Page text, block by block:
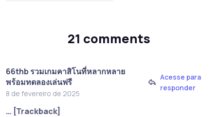
21 comments
66thb รวมเกมคาสิโนที่หลากหลาย
พร้อมทดลองเล่นฟรี
8 de fevereiro de 2025
Acesse para
responder
… [Trackback]